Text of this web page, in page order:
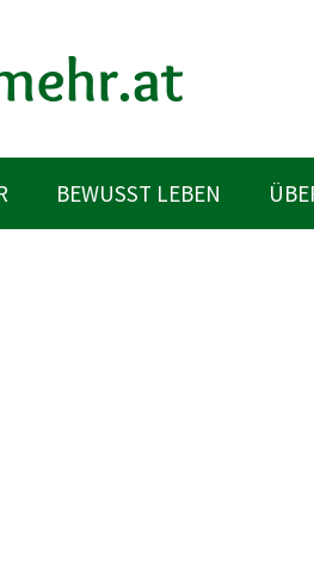
BEWUSST LEBEN